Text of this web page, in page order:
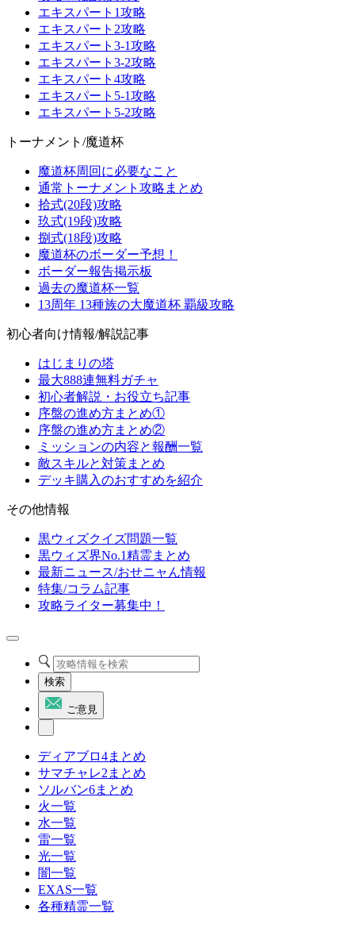
エキスパート1攻略
エキスパート2攻略
エキスパート3-1攻略
エキスパート3-2攻略
エキスパート4攻略
エキスパート5-1攻略
エキスパート5-2攻略
トーナメント/魔道杯
魔道杯周回に必要なこと
通常トーナメント攻略まとめ
拾式(20段)攻略
玖式(19段)攻略
捌式(18段)攻略
魔道杯のボーダー予想！
ボーダー報告掲示板
過去の魔道杯一覧
13周年 13種族の大魔道杯 覇級攻略
初心者向け情報/解説記事
はじまりの塔
最大888連無料ガチャ
初心者解説・お役立ち記事
序盤の進め方まとめ①
序盤の進め方まとめ②
ミッションの内容と報酬一覧
敵スキルと対策まとめ
デッキ購入のおすすめを紹介
その他情報
黒ウィズクイズ問題一覧
黒ウィズ界No.1精霊まとめ
最新ニュース/おせニャん情報
特集/コラム記事
攻略ライター募集中！
検索
ご意見
ディアブロ4まとめ
サマチャレ2まとめ
ソルバン6まとめ
火一覧
水一覧
雷一覧
光一覧
闇一覧
EXAS一覧
各種精霊一覧